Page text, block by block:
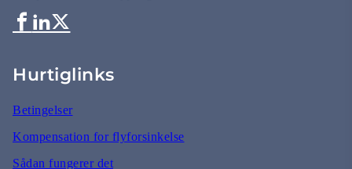
Hurtiglinks
Betingelser
Kompensation for flyforsinkelse
Sådan fungerer det